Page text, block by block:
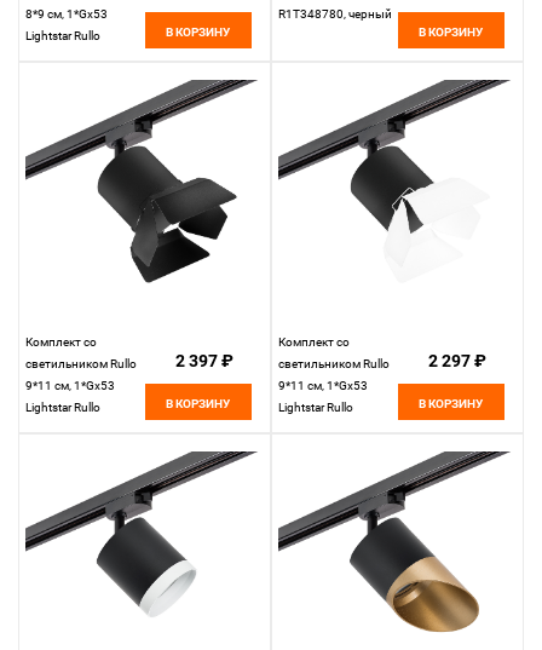
8*9 см, 1*Gx53
Lightstar Rullo
В КОРЗИНУ
R1T348780, черный
В КОРЗИНУ
Комплект со
светильником Rullo
9*11 см, 1*Gx53
Lightstar Rullo
2 397 ₽
В КОРЗИНУ
Комплект со
светильником Rullo
9*11 см, 1*Gx53
Lightstar Rullo
2 297 ₽
В КОРЗИНУ